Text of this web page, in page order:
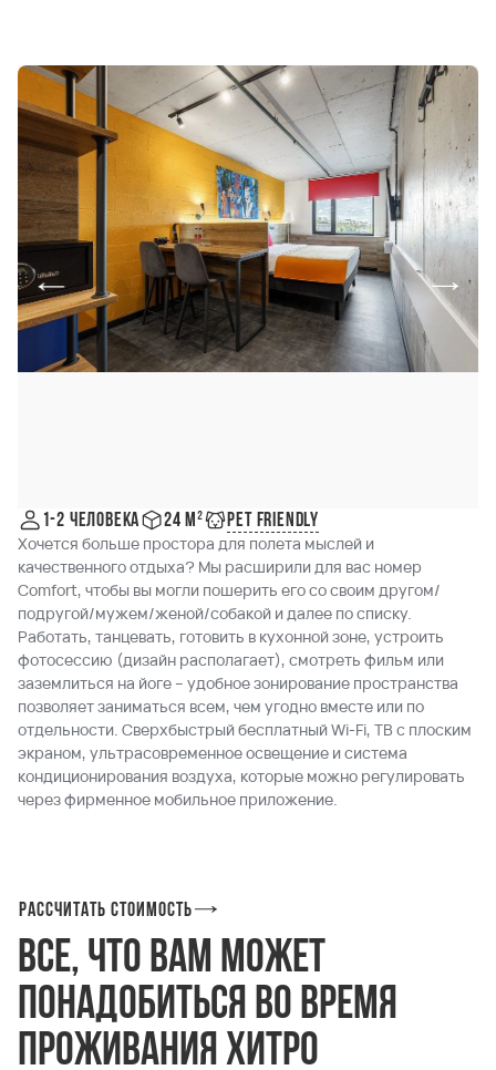
1-2 человека 24 м²
Pet friendly
Хочется больше простора для полета мыслей и
качественного отдыха? Мы расширили для вас номер
Comfort, чтобы вы могли пошерить его со своим другом/
подругой/мужем/женой/cобакой и далее по списку.
Работать, танцевать, готовить в кухонной зоне, устроить
фотосессию (дизайн располагает), смотреть фильм или
заземлиться на йоге – удобное зонирование пространства
позволяет заниматься всем, чем угодно вместе или по
отдельности. Сверхбыстрый бесплатный Wi-Fi, ТВ с плоским
экраном, ультрасовременное освещение и система
кондиционирования воздуха, которые можно регулировать
через фирменное мобильное приложение.
Рассчитать стоимость
Все, что вам может
понадобиться во время
проживания хитро